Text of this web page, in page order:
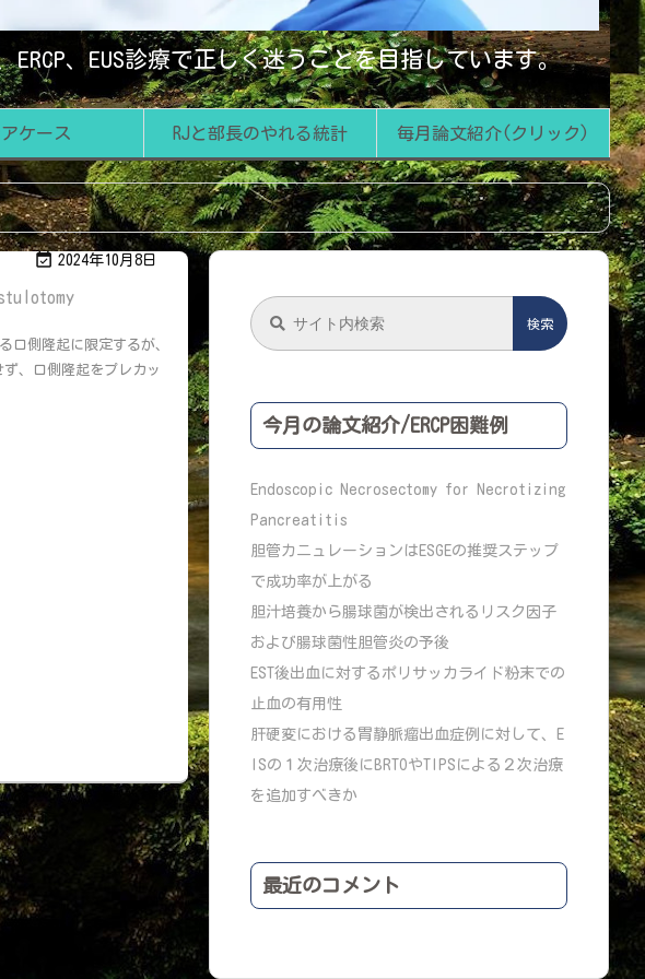
、EUS診療で正しく迷うことを目指しています。
アケース RJと部長のやれる統計 毎月論文紹介(クリック)
 2024年10月8日
口側隆起に限定するが、
、口側隆起をプレカッ
今月の論文紹介/ERCP困難例
Endoscopic Necrosectomy for Necrotizing
Pancreatitis
胆管カニュレーションはESGEの推奨ステップ
で成功率が上がる
胆汁培養から腸球菌が検出されるリスク因子
および腸球菌性胆管炎の予後
EST後出血に対するポリサッカライド粉末での
止血の有用性
肝硬変における胃静脈瘤出血症例に対して、E
ISの１次治療後にBRTOやTIPSによる２次治療
を追加すべきか
最近のコメント